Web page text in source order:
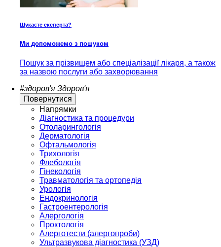
Шукаєте експерта?
Ми допоможемо з пошуком
Пошук за прізвищем або спеціалізації лікаря, а також
за назвою послуги або захворювання
#здоров'я Здоров'я
Повернутися
Напрямки
Діагностика та процедури
Отоларингологія
Дерматологія
Офтальмологія
Трихологія
Флебологія
Гінекологія
Травматологія та ортопедія
Урологія
Ендокринологія
Гастроентерологія
Алергологія
Проктологія
Алерготести (алергопроби)
Ультразвукова діагностика (УЗД)